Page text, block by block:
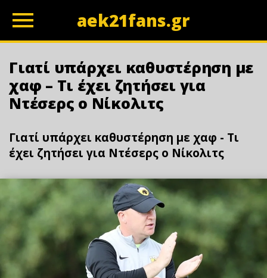
aek21fans.gr
Γιατί υπάρχει καθυστέρηση με
χαφ – Τι έχει ζητήσει για
Ντέσερς ο Νίκολιτς
Γιατί υπάρχει καθυστέρηση με χαφ - Τι
έχει ζητήσει για Ντέσερς ο Νίκολιτς